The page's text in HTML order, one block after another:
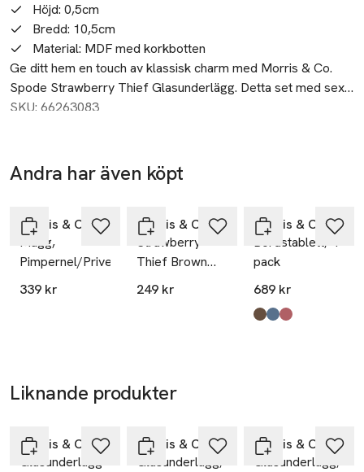
Höjd: 0,5cm
Bredd: 10,5cm
Material: MDF med korkbotten
Ge ditt hem en touch av klassisk charm med Morris & Co.
Spode Strawberry Thief Glasunderlägg. Detta set med sex
underlägg pryds av William Morris’ ikoniska Strawberry
glasunderlägg skyddar dina ytor på ett stilfullt sätt och kan
enkelt kombineras med andra produkter från Spode-
bord. Tillverkade av MDF med korkbotten är de både
hållbara och skonsamma mot alla ytor.
SKU: 66263083
Andra har även köpt
Morris & Co
Mugg,
Pimpernel/Privet
339 kr
Morris & Co
Strawberry
Thief Brown
Smörgåsbricka
249 kr
Morris & Co
Bordstablett, 4-
pack
689 kr
Produkten finns i
Strawberry Brown
Strawberry Blue
Strawberry Red
Liknande produkter
Morris & Co
Glasunderlägg
Morris & Co
Glasunderlägg,
Morris & Co
Glasunderlägg,